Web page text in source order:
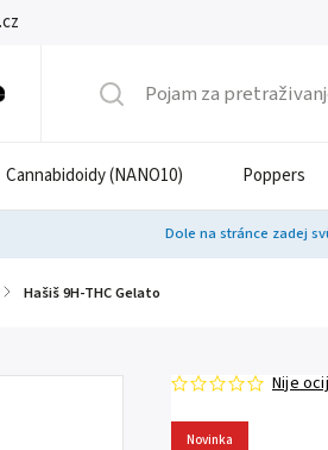
Cannabidoidy (NANO10) Poppers
Dole na stránce zadej
/ Hašiš 9H-THC Gelato
Novinka
Nije